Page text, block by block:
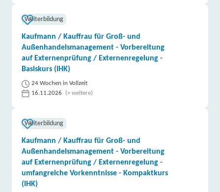
Weiterbildung
Kaufmann / Kauffrau für Groß- und
Außenhandelsmanagement - Vorbereitung
auf Externenprüfung / Externenregelung -
Basiskurs (IHK)
24 Wochen in Vollzeit
16.11.2026
(+ weitere)
Weiterbildung
Kaufmann / Kauffrau für Groß- und
Außenhandelsmanagement - Vorbereitung
auf Externenprüfung / Externenregelung -
umfangreiche Vorkenntnisse - Kompaktkurs
(IHK)